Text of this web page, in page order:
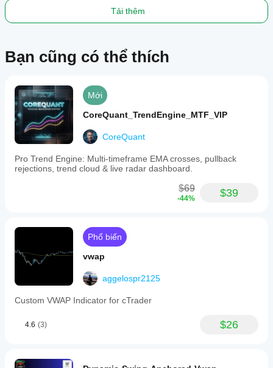
making
coded
zones
and
trend
lines.
Hồ sơ chỉ báo
Danh
mục
chỉ
Loại
Hình ảnh trực quan
Bộ lọc
Yêu
cầu
liệu
Tải thêm
Bạn cũng có thể thích
Mới
CoreQuant_TrendEngine_MTF_VIP
CoreQuant
Pro Trend Engine: Multi-timeframe EMA crosses, pullback
rejections, trend cloud & live radar dashboard.
$69
-44% $39
Phổ biến
vwap
aggelospr2125
Custom VWAP Indicator for cTrader
4.6 (3) $26